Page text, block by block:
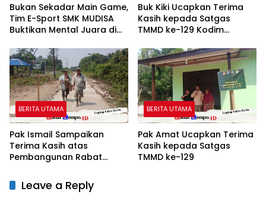
Bukan Sekadar Main Game,
Tim E-Sport SMK MUDISA
Buktikan Mental Juara di
Buk Kiki Ucapkan Terima
Kasih kepada Satgas
TMMD ke-129 Kodim
BERITA UTAMA
Pak Ismail Sampaikan
Terima Kasih atas
Pembangunan Rabat
BERITA UTAMA
Pak Amat Ucapkan Terima
Kasih kepada Satgas
TMMD ke-129
Leave a Reply